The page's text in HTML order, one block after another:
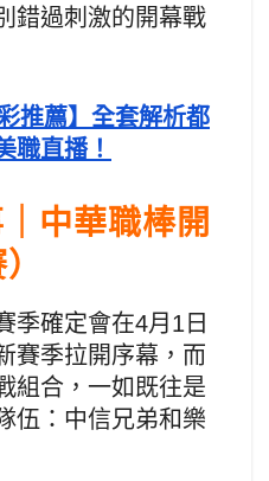
錯過刺激的開幕戰
推薦】全套解析都
職直播！
中華職棒開
季確定會在4月1日
賽季拉開序幕，而
組合，一如既往是
伍：中信兄弟和樂